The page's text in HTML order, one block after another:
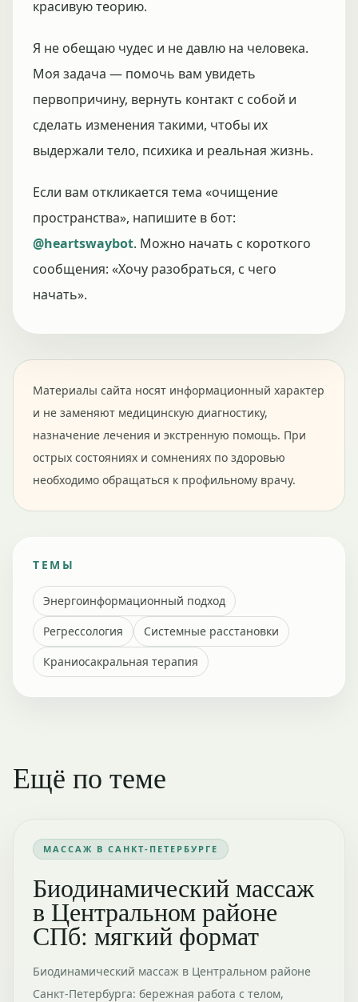
красивую теорию.
Я не обещаю чудес и не давлю на человека.
Моя задача — помочь вам увидеть
первопричину, вернуть контакт с собой и
сделать изменения такими, чтобы их
выдержали тело, психика и реальная жизнь.
Если вам откликается тема «очищение
пространства», напишите в бот:
@heartswaybot. Можно начать с короткого
сообщения: «Хочу разобраться, с чего
начать».
Материалы сайта носят информационный характер
и не заменяют медицинскую диагностику,
назначение лечения и экстренную помощь. При
острых состояниях и сомнениях по здоровью
необходимо обращаться к профильному врачу.
ТЕМЫ
Энергоинформационный подход
Регрессология
Системные расстановки
Краниосакральная терапия
Ещё по теме
МАССАЖ В САНКТ-ПЕТЕРБУРГЕ
Биодинамический массаж
в Центральном районе
СПб: мягкий формат
Биодинамический массаж в Центральном районе
Санкт-Петербурга: бережная работа с телом,